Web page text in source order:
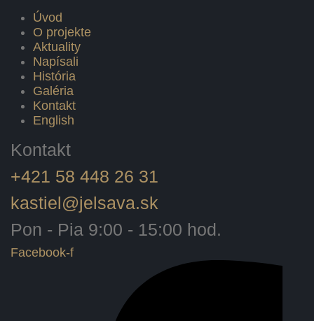
Úvod
O projekte
Aktuality
Napísali
História
Galéria
Kontakt
English
Kontakt
+421 58 448 26 31
kastiel@jelsava.sk
Pon - Pia 9:00 - 15:00 hod.
Facebook-f